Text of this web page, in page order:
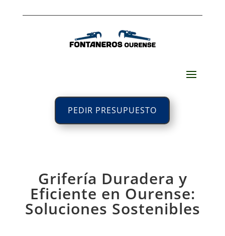
PEDIR PRESUPUESTO
Grifería Duradera y
Eficiente en Ourense:
Soluciones Sostenibles